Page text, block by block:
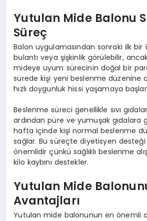
Yutulan Mide Balonu
Süreç
Balon uygulamasından sonraki ilk
bulantı veya şişkinlik görülebilir,
mideye uyum sürecinin doğal bir
sürede kişi yeni beslenme düzenine
hızlı doygunluk hissi yaşamaya
Beslenme süreci genellikle sıvı
ardından püre ve yumuşak gıdalara
hafta içinde kişi normal beslenme
sağlar. Bu süreçte diyetisyen
önemlidir çünkü sağlıklı beslenme
kilo kaybını destekler.
Yutulan Mide
Avantajları
Yutulan mide balonunun en önemli